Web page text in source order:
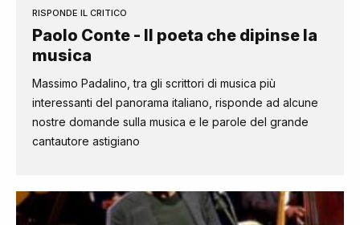
RISPONDE IL CRITICO
Paolo Conte - Il poeta che dipinse la
musica
Massimo Padalino, tra gli scrittori di musica più
interessanti del panorama italiano, risponde ad alcune
nostre domande sulla musica e le parole del grande
cantautore astigiano